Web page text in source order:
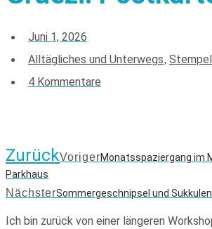
Juni 1, 2026
Alltägliches und Unterwegs,
4 Kommentare
ZurückVorigerMonatsspaziergang im
Parkhaus
NächsterSommergeschnipsel und
Ich bin zurück von einer längeren